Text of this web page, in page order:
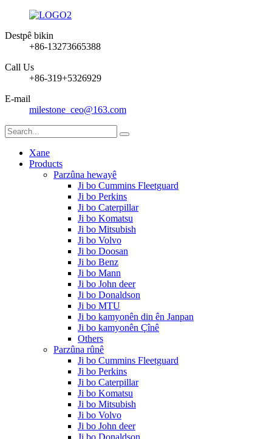
Destpê bikin
+86-13273665388
Call Us
+86-319+5326929
E-mail
milestone_ceo@163.com
Xane
Products
Parzûna hewayê
Ji bo Cummins Fleetguard
Ji bo Perkins
Ji bo Caterpillar
Ji bo Komatsu
Ji bo Mitsubish
Ji bo Volvo
Ji bo Doosan
Ji bo Benz
Ji bo Mann
Ji bo John deer
Ji bo Donaldson
Ji bo MTU
Ji bo kamyonên din ên Janpan
Ji bo kamyonên Çînê
Others
Parzûna rûnê
Ji bo Cummins Fleetguard
Ji bo Perkins
Ji bo Caterpillar
Ji bo Komatsu
Ji bo Mitsubish
Ji bo Volvo
Ji bo John deer
Ji bo Donaldson